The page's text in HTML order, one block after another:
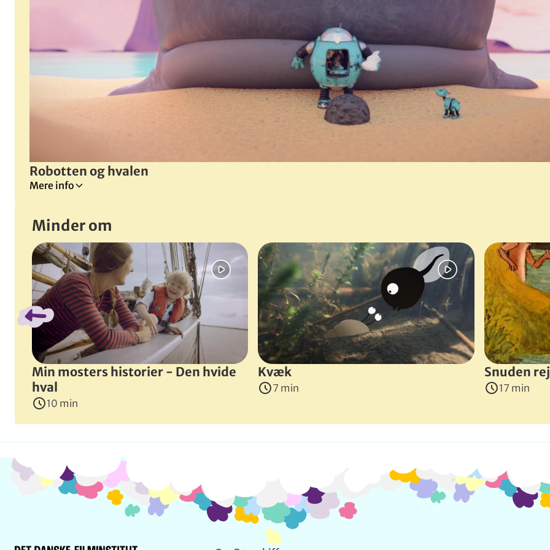
Robotten og hvalen
Mere info
Robotter
Hvaler
Venskab
Planter
Hunde
Strande
Vand
En varm, ordløs fortælling om den hjælpsomme robot, Lobo, der elsker planter og sin lille robothund, Banjo.
Instruktør:Jonas Forsman(Sverige, 2018)
Minder om
Spring bånd over
Min mosters historier - Den hvide
hval
10 min
Kvæk
7 min
Snuden
17 min
Info og kontakt